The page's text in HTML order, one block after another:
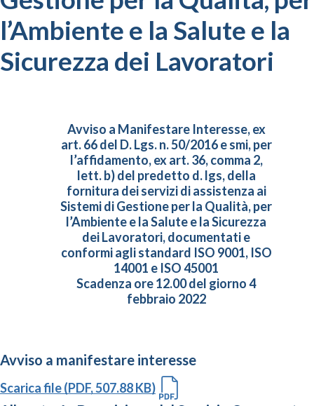
l’Ambiente e la Salute e la
Sicurezza dei Lavoratori
Avviso a Manifestare Interesse, ex
art. 66 del D. Lgs. n. 50/2016 e smi, per
l’affidamento, ex art. 36, comma 2,
lett. b) del predetto d. lgs, della
fornitura dei servizi di assistenza ai
Sistemi di Gestione per la Qualità, per
l’Ambiente e la Salute e la Sicurezza
dei Lavoratori, documentati e
conformi agli standard ISO 9001, ISO
14001 e ISO 45001
Scadenza ore 12.00 del giorno 4
febbraio 2022
Avviso a manifestare interesse
Scarica file (PDF, 507.88 KB)